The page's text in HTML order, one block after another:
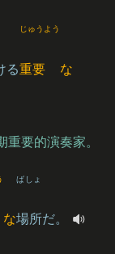
る重要
じゅうよう
な
要的演奏家。
な場所
ばしょ
だ。